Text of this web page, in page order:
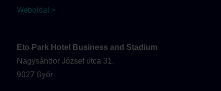
Weboldal >
Eto Park Hotel Business and Stadium
Nagysándor József utca 31.
9027 Győr